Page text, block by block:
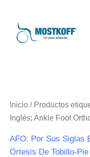
contenido
Inicio / Productos
Inglés; Ankle Foot
AFO: Por Sus Siglas
Ortesis De Tobillo-Pie